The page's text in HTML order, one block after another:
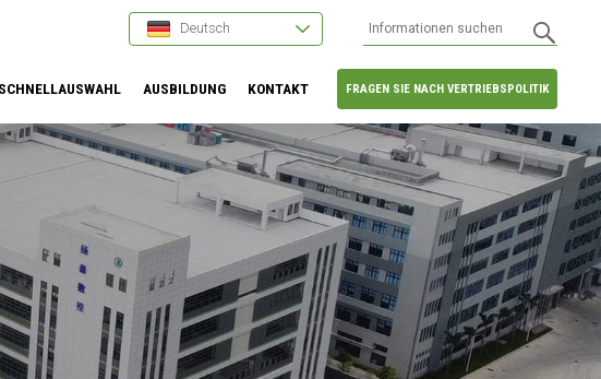
Deutsch
FRAGEN SIE NACH VERTRIEBSPOLITIK
SCHNELLAUSWAHL AUSBILDUNG KONTAKT